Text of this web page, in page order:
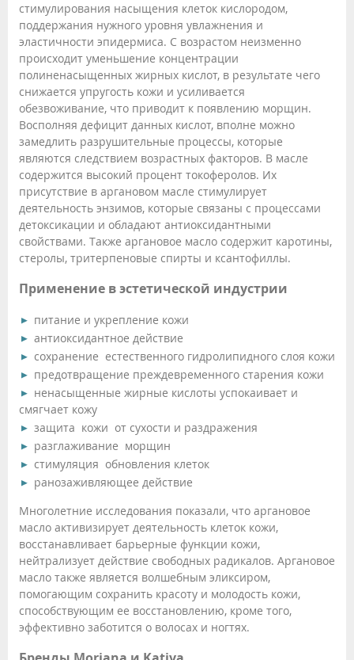
стимулирования насыщения клеток кислородом,
поддержания нужного уровня увлажнения и
эластичности эпидермиса. С возрастом неизменно
происходит уменьшение концентрации
полиненасыщенных жирных кислот, в результате чего
снижается упругость кожи и усиливается
обезвоживание, что приводит к появлению морщин.
Восполняя дефицит данных кислот, вполне можно
замедлить разрушительные процессы, которые
являются следствием возрастных факторов. В масле
содержится высокий процент токоферолов. Их
присутствие в аргановом масле стимулирует
деятельность энзимов, которые связаны с процессами
детоксикации и обладают антиоксидантными
свойствами. Также аргановое масло содержит каротины,
стеролы, тритерпеновые спирты и ксантофиллы.
Применение в эстетической индустрии
питание и укрепление кожи
антиоксидантное действие
сохранение естественного гидролипидного слоя кожи
предотвращение преждевременного старения кожи
ненасыщенные жирные кислоты успокаивает и
смягчает кожу
защита кожи от сухости и раздражения
разглаживание морщин
стимуляция обновления клеток
ранозаживляющее действие
Многолетние исследования показали, что аргановое
масло активизирует деятельность клеток кожи,
восстанавливает барьерные функции кожи,
нейтрализует действие свободных радикалов. Аргановое
масло также является волшебным эликсиром,
помогающим сохранить красоту и молодость кожи,
способствующим ее восстановлению, кроме того,
эффективно заботится о волосах и ногтях.